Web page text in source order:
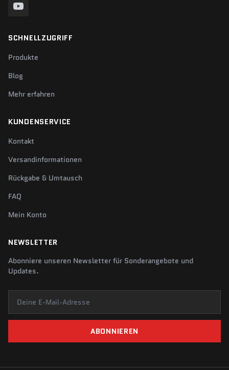
SCHNELLZUGRIFF
Produkte
Blog
Mehr erfahren
KUNDENSERVICE
Kontakt
Versandinformationen
Rückgabe & Umtausch
FAQ
Mein Konto
NEWSLETTER
Abonniere unseren Newsletter für Sonderangebote und
Updates.
Deine E-Mail-Adresse
ABONNIEREN